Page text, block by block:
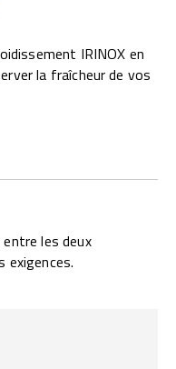
IRINOX en
la fraîcheur de vos
les deux
exigences.